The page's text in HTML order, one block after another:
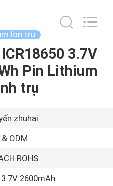
Ion trụ
3.7V
Pin Lithium
trụ
zhuhai
ODM
ROHS
2600mAh